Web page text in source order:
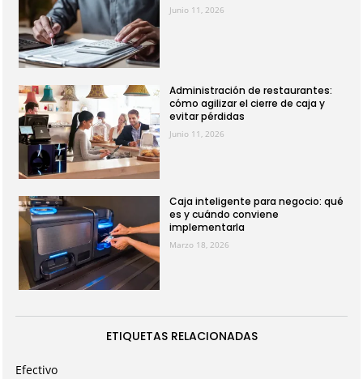
Junio 11, 2026
Administración de restaurantes:
cómo agilizar el cierre de caja y
evitar pérdidas
Junio 11, 2026
Caja inteligente para negocio: qué
es y cuándo conviene
implementarla
Marzo 18, 2026
ETIQUETAS RELACIONADAS
Efectivo